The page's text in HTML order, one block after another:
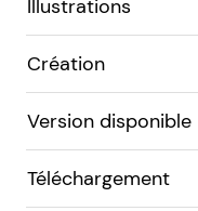
Illustrations
Création
Version disponible
Téléchargement